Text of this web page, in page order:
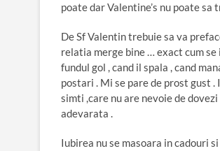
poate dar Valentine’s nu poate sa
De Sf Valentin trebuie sa va
relatia merge bine … exact cum se
fundul gol , cand il spala , cand
postari . Mi se pare de prost gust
simti ,care nu are nevoie de
adevarata .
Iubirea nu se masoara in cadouri